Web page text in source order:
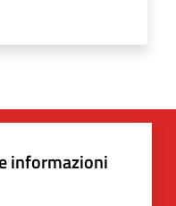
informazioni